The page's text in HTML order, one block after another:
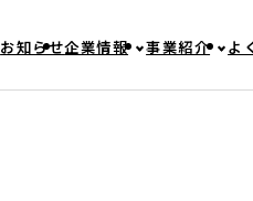
お知らせ企業情報 事業紹介 よ